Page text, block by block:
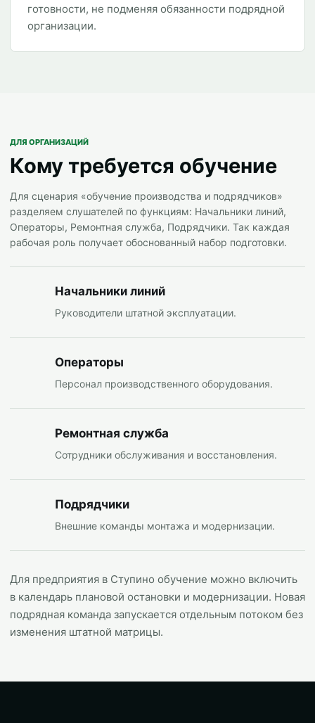
готовности, не подменяя обязанности подрядной
организации.
ДЛЯ ОРГАНИЗАЦИЙ
Кому требуется обучение
Для сценария «обучение производства и подрядчиков»
разделяем слушателей по функциям: Начальники линий,
Операторы, Ремонтная служба, Подрядчики. Так каждая
рабочая роль получает обоснованный набор подготовки.
Начальники линий
Руководители штатной эксплуатации.
Операторы
Персонал производственного оборудования.
Ремонтная служба
Сотрудники обслуживания и восстановления.
Подрядчики
Внешние команды монтажа и модернизации.
Для предприятия в Ступино обучение можно включить
в календарь плановой остановки и модернизации. Новая
подрядная команда запускается отдельным потоком без
изменения штатной матрицы.